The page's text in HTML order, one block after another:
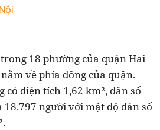
18 phường của quận Hai
về phía đông của quận.
có diện tích 1,62 km², dân số
người với mật độ dân số